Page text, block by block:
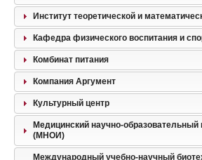
Институт теоретической и
Кафедра физического воспитания и
Комбинат питания
Компания Аргумент
Культурный центр
Медицинский научно-образовательный
(МНОИ)
Международный учебно-научный